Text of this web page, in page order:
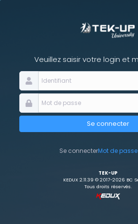
Veuillez saisir votre login et
Se connecter
Se connecterMot de
TEK-UP
KEDUX 2.11.39 © 2017-2026 BC
Tous droits réservés.